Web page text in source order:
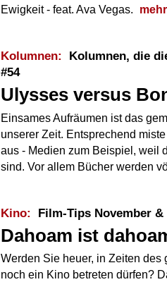
Ewigkeit - feat. Ava Vegas.
mehr
Kolumnen: Kolumnen, die
#54
Ulysses versus
Einsames Aufräumen ist das
unserer Zeit. Entsprechend
aus - Medien zum Beispiel, weil
sind. Vor allem Bücher werden
Kino: Film-Tips November &
Dahoam ist
Werden Sie heuer, in Zeiten des
noch ein Kino betreten dürfen?